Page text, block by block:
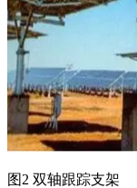
图2 双轴跟踪支架